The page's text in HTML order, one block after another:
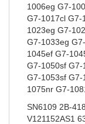
1006eg G7-
G7-1017cl G7-
1023eg G7-
G7-1033eg
1045ef G7-
G7-1050sf
G7-1053sf
1075nr G7-
SN6109 2B-
V121152AS1